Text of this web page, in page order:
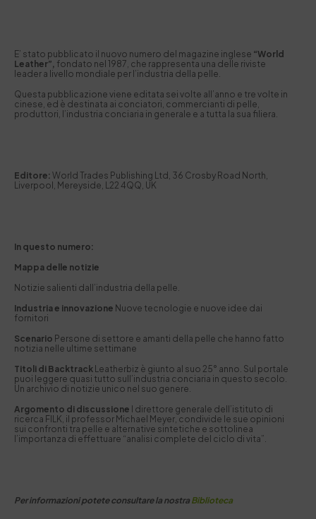
E’ stato pubblicato il nuovo numero del magazine inglese “World
Leather”, fondato nel 1987, che rappresenta una delle riviste
leader a livello mondiale per l’industria della pelle.
Questa pubblicazione viene editata sei volte all’anno e tre volte in
cinese, ed è destinata ai conciatori, commercianti di pelle,
produttori, l’industria conciaria in generale e a tutta la sua filiera.
Editore: World Trades Publishing Ltd, 36 Crosby Road North,
Liverpool, Mereyside, L22 4QQ, UK
In questo numero:
Mappa delle notizie
Notizie salienti dall’industria della pelle.
Industria e innovazione Nuove tecnologie e nuove idee dai
fornitori
Scenario Persone di settore e amanti della pelle che hanno fatto
notizia nelle ultime settimane
Titoli di Backtrack Leatherbiz è giunto al suo 25° anno. Sul portale
puoi leggere quasi tutto sull’industria conciaria in questo secolo.
Un archivio di notizie unico nel suo genere.
Argomento di discussione l direttore generale dell’istituto di
ricerca FILK, il professor Michael Meyer, condivide le sue opinioni
sui confronti tra pelle e alternative sintetiche e sottolinea
l’importanza di effettuare “analisi complete del ciclo di vita”.
Per informazioni potete consultare la nostra Biblioteca